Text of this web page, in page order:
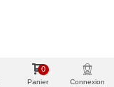
Panier
0
Connexion